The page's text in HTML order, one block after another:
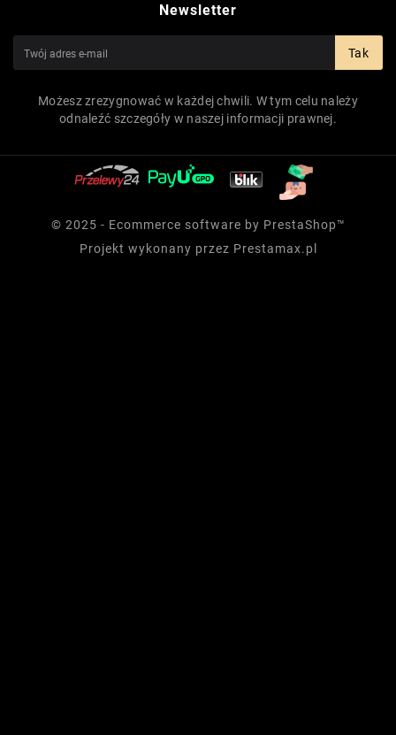
Newsletter
Tak
Możesz zrezygnować w każdej chwili. W tym celu należy
odnaleźć szczegóły w naszej informacji prawnej.
© 2025 - Ecommerce software by PrestaShop™
Projekt wykonany przez Prestamax.pl